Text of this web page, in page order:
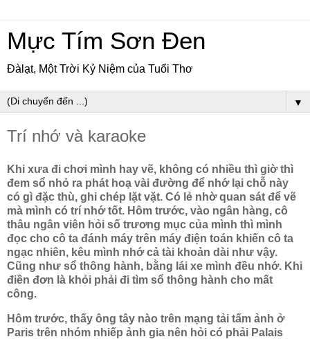
Mực Tím Sơn Đen
Đàlạt, Một Trời Kỷ Niệm của Tuổi Thơ
▼
Trí nhớ và karaoke
Khi xưa đi chơi mình hay vẽ, không có nhiều thì giờ thì
đem sổ nhỏ ra phát hoạ vài đường để nhớ lại chỗ này
có gì đặc thù, ghi chép lặt vặt. Có lẻ nhờ quan sát để vẽ
mà mình có trí nhớ tốt. Hôm trước, vào ngân hàng, cô
thâu ngân viên hỏi số trương mục của mình thì mình
đọc cho cô ta đánh máy trên máy điện toán khiến cô ta
ngạc nhiên, kêu mình nhớ cả tài khoản dài như vậy.
Cũng như sổ thông hành, bằng lái xe mình đều nhớ. Khi
điền đơn là khỏi phải đi tìm sổ thông hành cho mất
công.
Hôm trước, thấy ông tây nào trên mạng tải tấm ảnh ở
Paris trên nhóm nhiếp ảnh gia nên hỏi có phải Palais